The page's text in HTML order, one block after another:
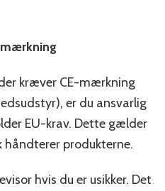
kræver CE-mærkning
er du ansvarlig
EU-krav. Dette gælder
håndterer produkterne.
hvis du er usikker. Det